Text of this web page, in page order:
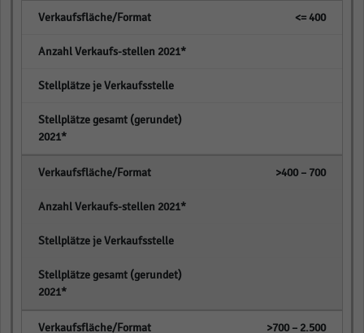
<= 400
>400 – 700
>700 – 2.500